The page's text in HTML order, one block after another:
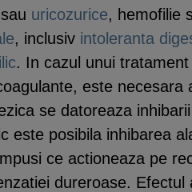
sau uricozurice, hemofilie
, inclusiv intoleranta
. In cazul unui
este
se datoreaza
este posibila inhibarea
ce actioneaza pe
dureroase.